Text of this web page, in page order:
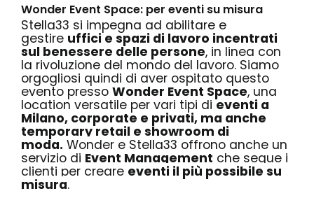
Wonder Event Space: per eventi su misura
Stella33 si impegna ad abilitare e
gestire uffici e spazi di lavoro incentrati
sul benessere delle persone, in linea con
la rivoluzione del mondo del lavoro. Siamo
orgogliosi quindi di aver ospitato questo
evento presso Wonder Event Space, una
location versatile per vari tipi dieventi a
Milano, corporate e privati, ma anche
temporary retail e showroom di
moda. Wonder e Stella33 offrono anche un
servizio di Event Management che segue i
clienti per creare eventi il più possibile su
misura.